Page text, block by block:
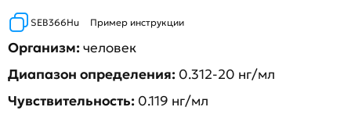
SEB366Hu Пример инструкции
Организм:человек
Диапазон определения: 0.312-20 нг/мл
Чувствительность: 0.119 нг/мл